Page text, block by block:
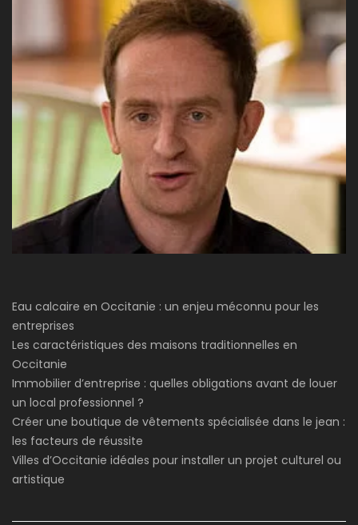
Eau calcaire en Occitanie : un enjeu méconnu pour les
entreprises
Les caractéristiques des maisons traditionnelles en
Occitanie
Immobilier d’entreprise : quelles obligations avant de louer
un local professionnel ?
Créer une boutique de vêtements spécialisée dans le jean :
les facteurs de réussite
Villes d’Occitanie idéales pour installer un projet culturel ou
artistique